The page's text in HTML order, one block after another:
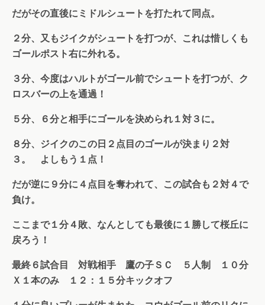
だがその直後にミドルシュートを打たれて同点。
２分、又もジイクがシュートを打つが、これは惜しくも
ゴールポスト右に外れる。
３分、今度はハルトがゴール前でシュートを打つが、ク
ロスバーの上を通過！
５分、６分と相手にゴールを決められ１対３に。
８分、ジイクのこの日２点目のゴールが決まり２対
３。 よしもう１点！
だが逆に９分に４点目を奪われて、この試合も２対４で
負け。
ここまで１分４敗、なんとしても最後に１勝して桜丘に
戻ろう！
最終６試合目 対戦相手 鷹の子ＳＣ ５人制 １０分
Ｘ１本のみ １２：１５分キックオフ